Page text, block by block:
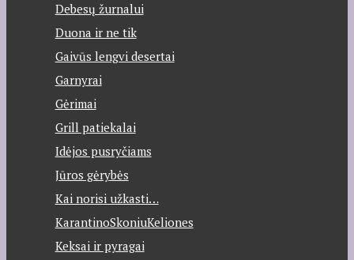
Debesų žurnalui
Duona ir ne tik
Gaivūs lengvi desertai
Garnyrai
Gėrimai
Grill patiekalai
Idėjos pusryčiams
Jūros gėrybės
Kai norisi užkasti…
KarantinoSkoniuKeliones
Keksai ir pyragai